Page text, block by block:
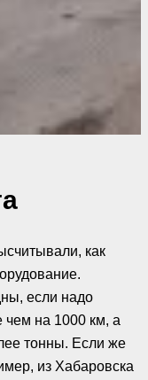
как
если надо
чем на 1000 км, а
тонны. Если же
из Хабаровска